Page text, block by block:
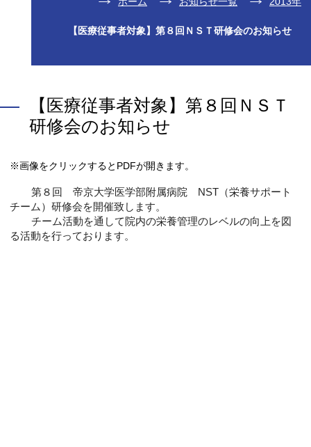
【医療従事者対象】第８回ＮＳＴ研修会のお知らせ
【医療従事者対象】第８回ＮＳＴ
研修会のお知らせ
※画像をクリックするとPDFが開きます。
第８回 帝京大学医学部附属病院 NST（栄養サポート
チーム）研修会を開催致します。
チーム活動を通して院内の栄養管理のレベルの向上を図
る活動を行っております。